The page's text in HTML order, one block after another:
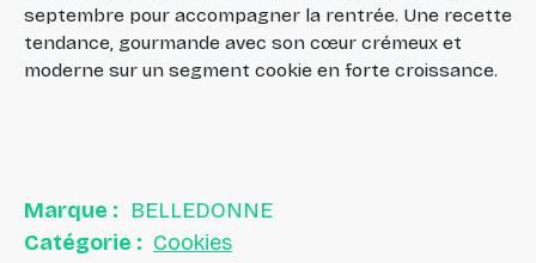
septembre pour accompagner la rentrée. Une recette
tendance, gourmande avec son cœur crémeux et
moderne sur un segment cookie en forte croissance.
Marque : BELLEDONNE
Catégorie : Cookies